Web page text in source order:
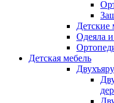
Детские
Одеяла
Детская мебель